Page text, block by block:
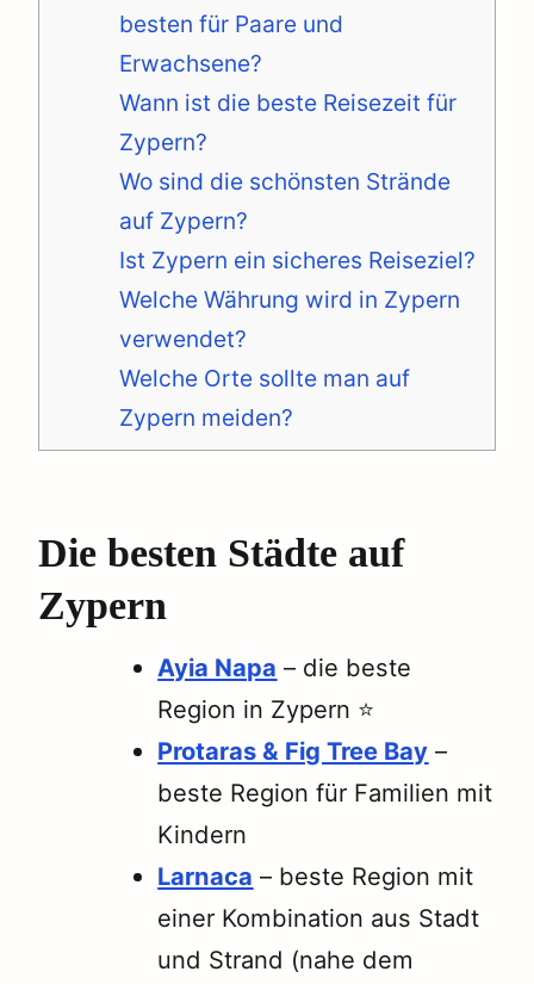
besten für Paare und
Erwachsene?
Wann ist die beste Reisezeit für
Zypern?
Wo sind die schönsten Strände
auf Zypern?
Ist Zypern ein sicheres Reiseziel?
Welche Währung wird in Zypern
verwendet?
Welche Orte sollte man auf
Zypern meiden?
Die besten Städte auf
Zypern
Ayia Napa – die beste
Region in Zypern ⭐️
Protaras & Fig Tree Bay –
beste Region für Familien mit
Kindern
Larnaca – beste Region mit
einer Kombination aus Stadt
und Strand (nahe dem